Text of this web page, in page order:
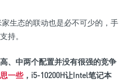
生态的联动也是必不可少的，手
持。
、中两个配置并没有很强的竞争
一些，i5-10200H让Intel笔记本